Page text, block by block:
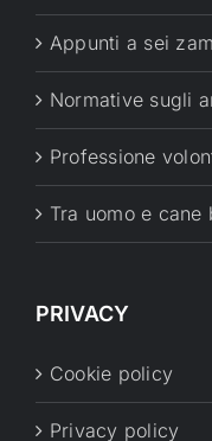
Appunti a sei
Normative sugli
Professione
Tra uomo e cane
PRIVACY
Cookie policy
Privacy policy